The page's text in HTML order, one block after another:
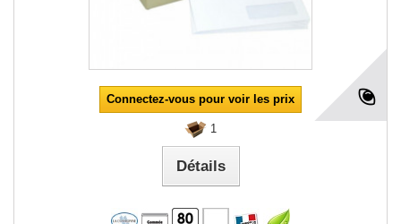
Connectez-vous pour voir les prix
1
Détails